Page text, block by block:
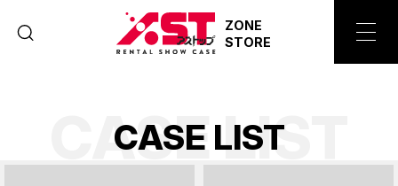
ZONE
STORE
CASE LIST
CASE LIST